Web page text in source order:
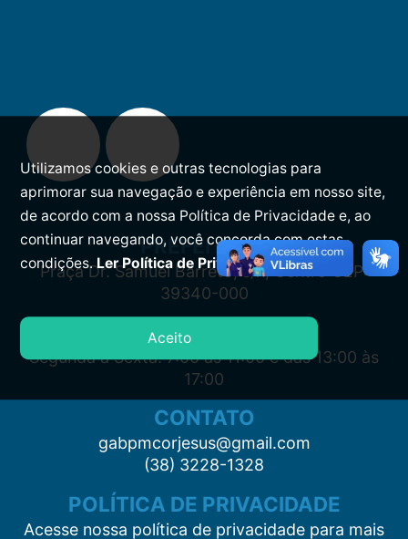
PREFEITURA
Praça Dr. Samuel Barreto, s/n, Centro CEP:
39340-000
ATENDIMENTO
Segunda à Sexta: 7:00 às 11:00 e das 13:00 às
17:00
CONTATO
gabpmcorjesus@gmail.com
(38) 3228-1328
POLÍTICA DE PRIVACIDADE
Acesse nossa política de privacidade para mais
Utilizamos cookies e outras tecnologias para
aprimorar sua navegação e experiência em nosso site,
de acordo com a nossa Política de Privacidade e, ao
continuar navegando, você concorda com estas
condições.Ler Política de Privacidade.
Aceito